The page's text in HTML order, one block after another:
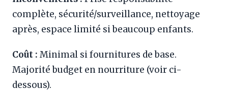
complète, sécurité/surveillance, nettoyage
après, espace limité si beaucoup enfants.
Coût : Minimal si fournitures de base.
Majorité budget en nourriture (voir ci-
dessous).